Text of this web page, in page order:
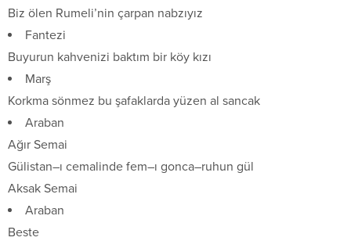
Biz ölen Rumeli’nin çarpan nabzıyız
Fantezi
Buyurun kahvenizi baktım bir köy kızı
Marş
Korkma sönmez bu şafaklarda yüzen al sancak
Araban
Ağır Semai
Gülistan–ı cemalinde fem–ı gonca–ruhun gül
Aksak Semai
Araban
Beste